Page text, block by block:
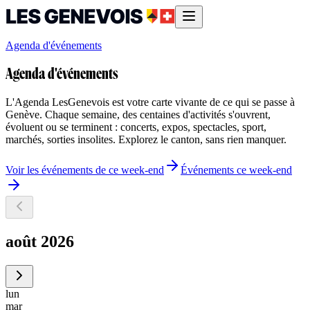
Agenda d'événements
Agenda d'événements
L'Agenda LesGenevois est votre carte vivante de ce qui se passe à
Genève. Chaque semaine, des centaines d'activités s'ouvrent,
évoluent ou se terminent : concerts, expos, spectacles, sport,
marchés, sorties insolites. Explorez le canton, sans rien manquer.
Voir les événements de ce week-end Événements ce week-end
août 2026
lun
mar